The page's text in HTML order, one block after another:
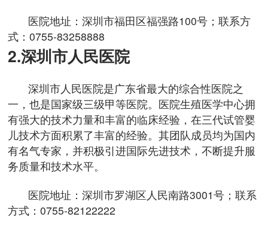
医院地址：深圳市福田区福强路100号；联系方
式：0755-83258888
2.深圳市人民医院
深圳市人民医院是广东省最大的综合性医院之
一，也是国家级三级甲等医院。医院生殖医学中心拥
有强大的技术力量和丰富的临床经验，在三代试管婴
儿技术方面积累了丰富的经验。其团队成员均为国内
有名气专家，并积极引进国际先进技术，不断提升服
务质量和技术水平。
医院地址：深圳市罗湖区人民南路3001号；联系
方式：0755-82122222